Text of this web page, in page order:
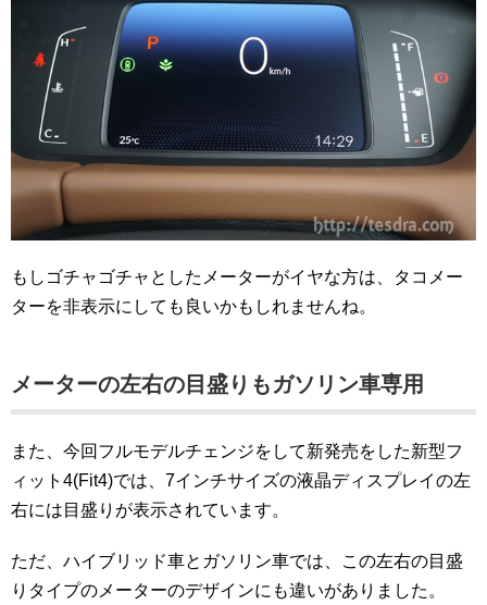
もしゴチャゴチャとしたメーターがイヤな方は、タコメー
ターを非表示にしても良いかもしれませんね。
メーターの左右の目盛りもガソリン車専用
また、今回フルモデルチェンジをして新発売をした新型フ
ィット4(Fit4)では、7インチサイズの液晶ディスプレイの左
右には目盛りが表示されています。
ただ、ハイブリッド車とガソリン車では、この左右の目盛
りタイプのメーターのデザインにも違いがありました。